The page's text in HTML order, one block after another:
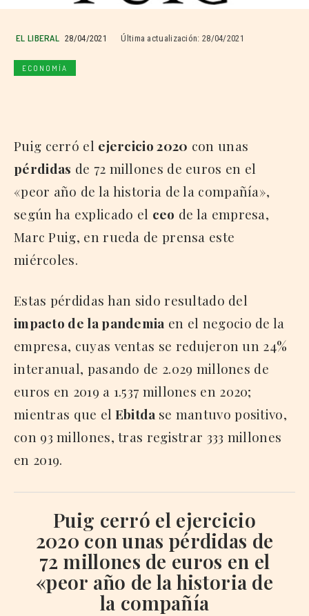
EL LIBERAL 28/04/2021 Última actualización: 28/04/2021
ECONOMÍA
Puig cerró el ejercicio 2020 con unas
pérdidas de 72 millones de euros en el
«peor año de la historia de la compañía»,
según ha explicado el ceo de la empresa,
Marc Puig, en rueda de prensa este
miércoles.
Estas pérdidas han sido resultado del
impacto de la pandemia en el negocio de la
empresa, cuyas ventas se redujeron un 24%
interanual, pasando de 2.029 millones de
euros en 2019 a 1.537 millones en 2020;
mientras que el Ebitda se mantuvo positivo,
con 93 millones, tras registrar 333 millones
en 2019.
Puig cerró el ejercicio
2020 con unas pérdidas de
72 millones de euros en el
«peor año de la historia de
la compañía